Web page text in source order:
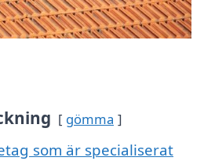
gömma
som är specialiserat